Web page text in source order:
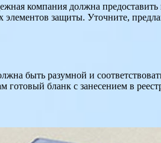
компания должна
защиты. Уточните,
быть разумной и
готовый бланк с занесением в